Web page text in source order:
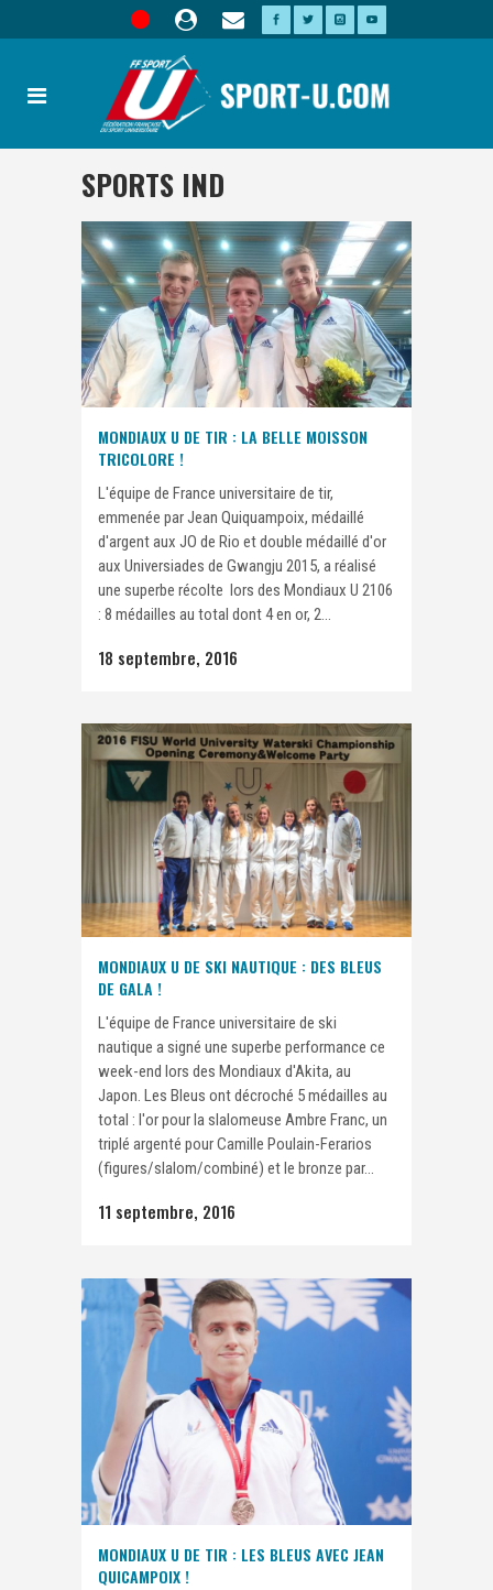
SPORTS IND
MONDIAUX U DE TIR : LA BELLE MOISSON
TRICOLORE !
L'équipe de France universitaire de tir,
emmenée par Jean Quiquampoix, médaillé
d'argent aux JO de Rio et double médaillé d'or
aux Universiades de Gwangju 2015, a réalisé
une superbe récolte lors des Mondiaux U 2106
: 8 médailles au total dont 4 en or, 2...
18 septembre, 2016
MONDIAUX U DE SKI NAUTIQUE : DES BLEUS
DE GALA !
L'équipe de France universitaire de ski
nautique a signé une superbe performance ce
week-end lors des Mondiaux d'Akita, au
Japon. Les Bleus ont décroché 5 médailles au
total : l'or pour la slalomeuse Ambre Franc, un
triplé argenté pour Camille Poulain-Ferarios
(figures/slalom/combiné) et le bronze par...
11 septembre, 2016
MONDIAUX U DE TIR : LES BLEUS AVEC JEAN
QUICAMPOIX !